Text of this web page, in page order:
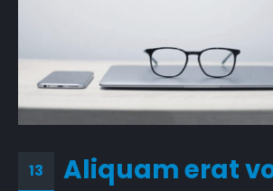
13 Aliquam erat